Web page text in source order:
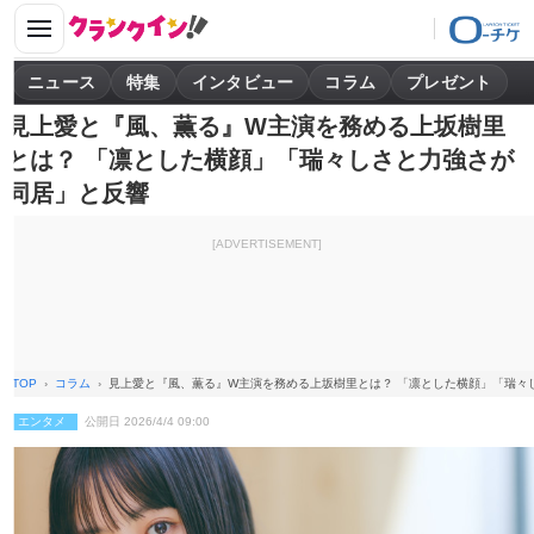
ニュース 特集 インタビュー コラム プレゼント
見上愛と『風、薫る』W主演を務める上坂樹里
とは？ 「凛とした横顔」「瑞々しさと力強さが
同居」と反響
[ADVERTISEMENT]
TOP コラム 見上愛と『風、薫る』W主演を務める上坂樹里とは？ 「凛とした横顔」「瑞
エンタメ 公開日 2026/4/4 09:00